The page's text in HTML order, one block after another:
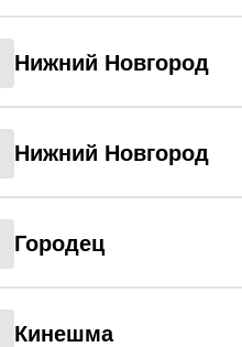
Нижний Новгород
Нижний Новгород
Городец
Кинешма